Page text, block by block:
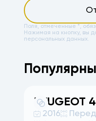
Поля, отмеченные *,
Нажимая на кнопку, вы
персональных данных.
PEUGEOT
2016